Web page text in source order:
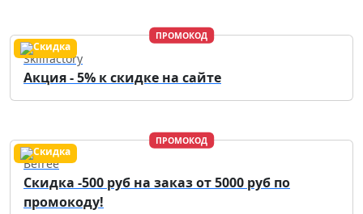
ПРОМОКОД
Skillfactory
Акция - 5% к скидке на сайте
ПРОМОКОД
Befree
Скидка -500 руб на заказ от 5000 руб по
промокоду!